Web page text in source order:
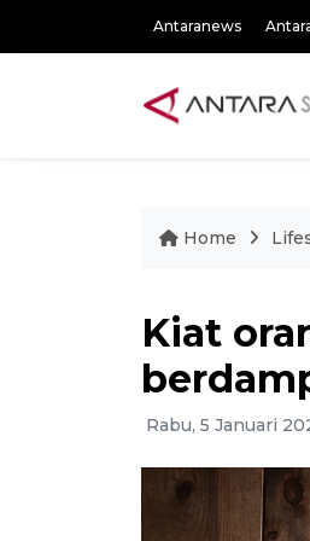
Antaranews
Home
Kiat
Rabu, 5 Januari